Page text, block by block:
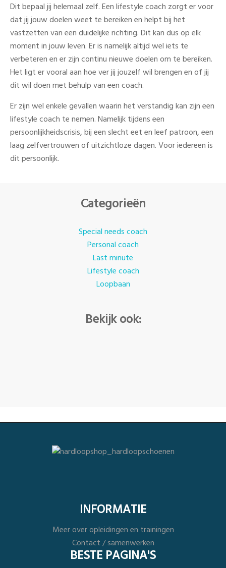
Dit bepaal jij helemaal zelf. Een lifestyle coach zorgt er voor
dat jij jouw doelen weet te bereiken en helpt bij het
vastzetten van een duidelijke richting. Dit kan dus op elk
moment in jouw leven. Er is namelijk altijd wel iets te
verbeteren en er zijn continu nieuwe doelen om te bereiken.
Het ligt er vooral aan hoe ver jij jouzelf wil brengen en of jij
dit wil doen met behulp van een coach.
Er zijn wel enkele gevallen waarin het verstandig kan zijn een
lifestyle coach te nemen. Namelijk tijdens een
persoonlijkheidscrisis, bij een slecht eet en leef patroon, een
laag zelfvertrouwen of uitzichtloze dagen. Voor iedereen is
dit persoonlijk.
Categorieën
Special needs coach
Personal coach
Last minute
Lifestyle coach
Loopbaan
Bekijk ook:
INFORMATIE
Meer over opleidingen en trainingen
Contact / samenwerken
BESTE PAGINA'S